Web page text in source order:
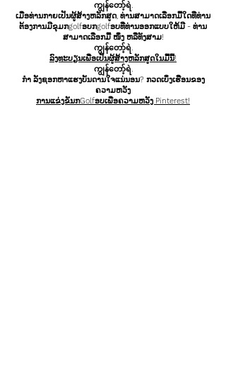
ကျွန်တော့်ရဲ.
ເມື່ອທ່ານກາຍເປັນຜູ້ສ້າງຫລັກສູດ, ທ່ານສາມາດເລືອກມື້ໃດທີ່ທ່ານ
ຕ້ອງການມີຂຸມກgolfອບກgolfອບທີ່ທ່ານອອກແບບໃຫ້ມີ - ທ່ານ
ສາມາດເລືອກມື້ ໜຶ່ງ ຫລືທັງສາມ!
ကျွန်တော့်ရဲ.
ລົງທະບຽນເພື່ອເປັນຜູ້ສ້າງຫລັກສູດໃນມື້ນີ້!
ကျွန်တော့်ရဲ.
ກຳ ລັງຊອກຫາແຮງບັນດານໃຈແນ່ນອນ? ກວດເບິ່ງເຮືອນຂອງ
ຄວາມຫວັງ
ການແຂ່ງຂັນກGolfອບເພື່ອຄວາມຫວັງ Pinterest!